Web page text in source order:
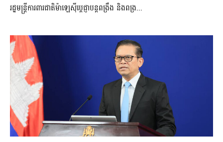
រដ្ឋមន្ត្រីការពារជាតិម៉ាឡេស៊ីប្ដេជ្ញាបន្តពង្រឹង និងពង្រ...